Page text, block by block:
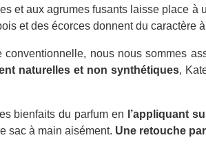
et aux agrumes fusants laisse place
et des écorces donnent du caractère
nous nous sommes
naturelles et non synthétiques,
bienfaits du parfum en l’appliquant
sac à main aisément. Une retouche